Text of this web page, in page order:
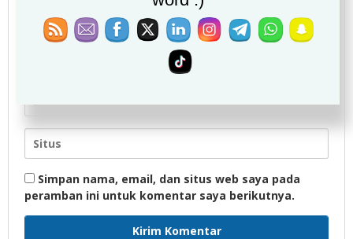
Simpan nama, email, dan situs web saya pada
peramban ini untuk komentar saya berikutnya.